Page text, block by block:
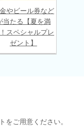
やビール券など
当たる【夏を満
スペシャルプレ
ゼント】
をご用意ください。